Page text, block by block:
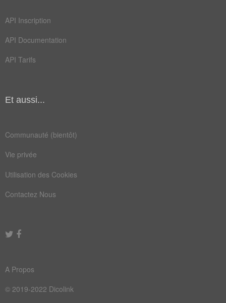
API Inscription
API Documentation
API Tarifs
Et aussi...
Communauté (bientôt)
Vie privée
Utilisation des Cookies
Contactez Nous
A Propos
© 2019-2022 Dicolink